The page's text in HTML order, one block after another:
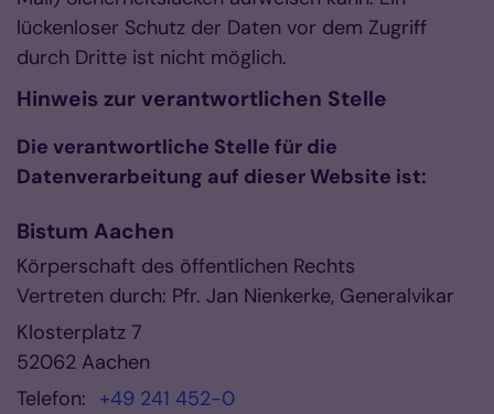
lückenloser Schutz der Daten vor dem Zugriff
durch Dritte ist nicht möglich.
Hinweis zur verantwortlichen Stelle
Die verantwortliche Stelle für die
Datenverarbeitung auf dieser Website ist:
Bistum Aachen
Körperschaft des öffentlichen Rechts
Vertreten durch: Pfr. Jan Nienkerke, Generalvikar
Klosterplatz 7
52062 Aachen
Telefon: +49 241 452-0